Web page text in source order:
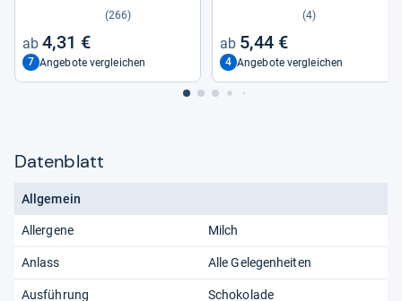
(266)
4,31 €
7 Angebote vergleichen
(4)
5,44 €
4 Angebote vergleichen
Datenblatt
Allgemein
Allergene Milch
Anlass Alle Gelegenheiten
Ausführung Schokolade